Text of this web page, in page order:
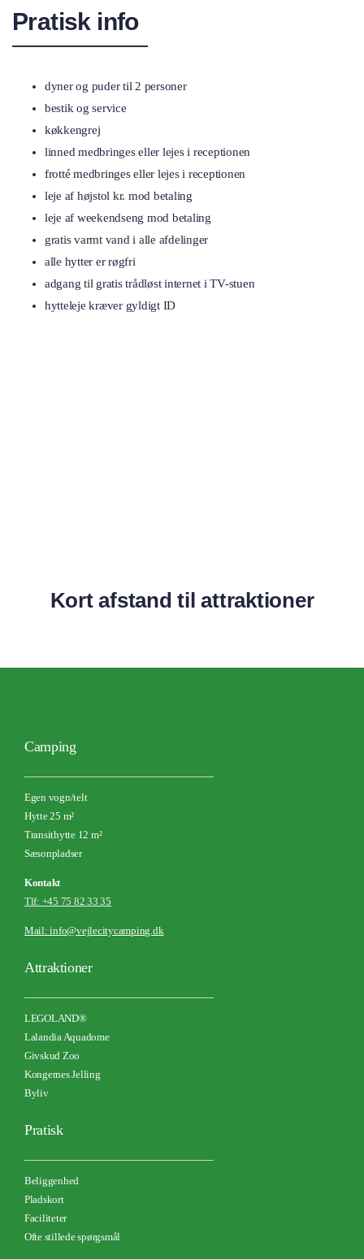
Pratisk info
dyner og puder til 2 personer
bestik og service
køkkengrej
linned medbringes eller lejes i receptionen
frotté medbringes eller lejes i receptionen
leje af højstol kr. mod betaling
leje af weekendseng mod betaling
gratis varmt vand i alle afdelinger
alle hytter er røgfri
adgang til gratis trådløst internet i TV-stuen
hytteleje kræver gyldigt ID
Kort afstand til attraktioner
Camping
Egen vogn/telt
Hytte 25 m²
Transithytte 12 m²
Sæsonpladser
Kontakt
Tlf: +45 75 82 33 35
Mail: info@vejlecitycamping.dk
Attraktioner
LEGOLAND®
Lalandia Aquadome
Givskud Zoo
Kongernes Jelling
Byliv
Pratisk
Beliggenhed
Pladskort
Faciliteter
Ofte stillede spørgsmål